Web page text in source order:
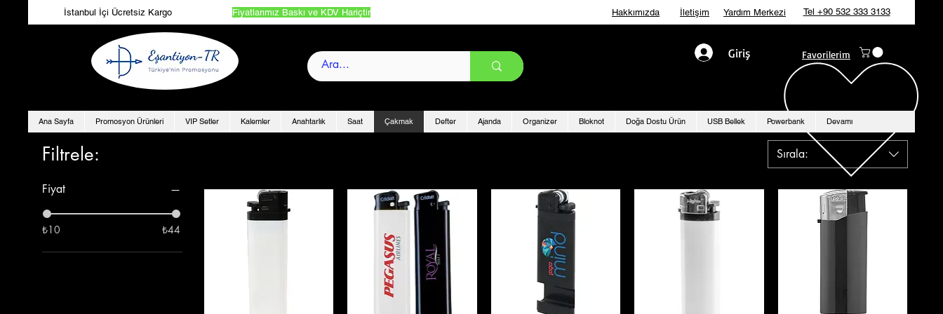
İstanbul İçi Ücretsiz Kargo Fiyatlarımız Baskı ve KDV Hariçtir Hakkımızda İletişim Yardım Merkezi Tel +90 532 333 3133
Giriş Favorilerim
Ana Sayfa Promosyon Ürünleri VIP Setler Kalemler Anahtarlık Saat Çakmak Defter Ajanda Organizer Bloknot Doğa Dostu Ürün USB Bellek Powerbank Devamı
Filtrele:
Fiyat
₺10 ₺44
Sırala: